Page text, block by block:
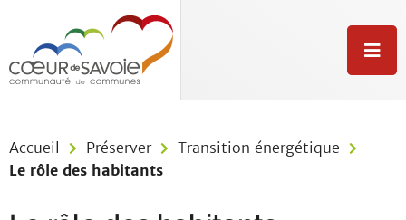
Aller à la recherche
M
e
Accueil
Préserver
Transition énergétique
Le rôle des habitants